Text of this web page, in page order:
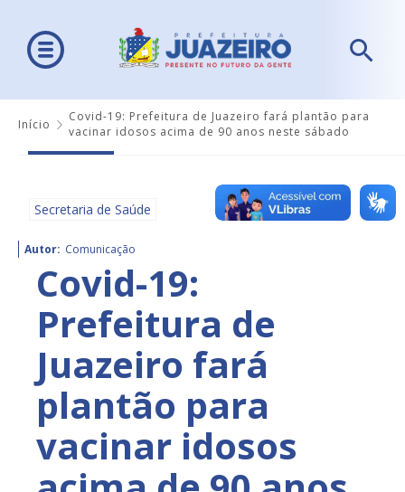
Início
Covid-19: Prefeitura de Juazeiro fará plantão para
vacinar idosos acima de 90 anos neste sábado
Secretaria de Saúde
Autor: Comunicação
Covid-19:
Prefeitura de
Juazeiro fará
plantão para
vacinar idosos